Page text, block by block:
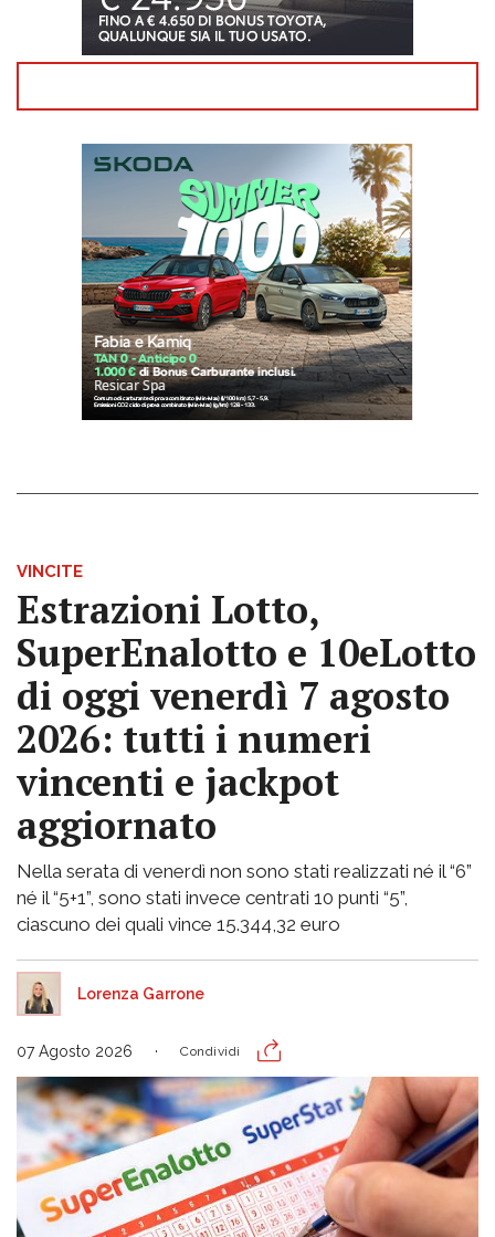
VINCITE
Estrazioni Lotto,
SuperEnalotto e 10eLotto
di oggi venerdì 7 agosto
2026: tutti i numeri
vincenti e jackpot
aggiornato
Nella serata di venerdì non sono stati realizzati né il “6”
né il “5+1”, sono stati invece centrati 10 punti “5”,
ciascuno dei quali vince 15.344,32 euro
Lorenza Garrone
07 Agosto 2026 Condividi